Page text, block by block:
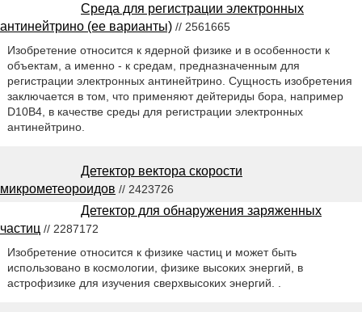
Среда для регистрации электронных
антинейтрино (ее варианты) // 2561665
Изобретение относится к ядерной физике и в особенности к
объектам, а именно - к средам, предназначенным для
регистрации электронных антинейтрино. Сущность изобретения
заключается в том, что применяют дейтериды бора, например
D10B4, в качестве среды для регистрации электронных
антинейтрино.
Детектор вектора скорости
микрометеороидов // 2423726
Детектор для обнаружения заряженных
частиц // 2287172
Изобретение относится к физике частиц и может быть
использовано в космологии, физике высоких энергий, в
астрофизике для изучения сверхвысоких энергий. .